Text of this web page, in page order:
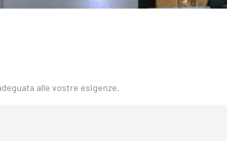
alle vostre esigenze.